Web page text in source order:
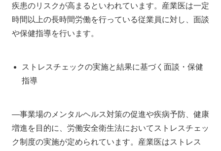
疾患のリスクが高まるといわれています。産業医は一定
時間以上の長時間労働を行っている従業員に対し、面談
や保健指導を行います。
ストレスチェックの実施と結果に基づく面談・保健
指導
―事業場のメンタルヘルス対策の促進や疾病予防、健康
増進を目的に、労働安全衛生法においてストレスチェッ
ク制度の実施が定められています。産業医はストレス